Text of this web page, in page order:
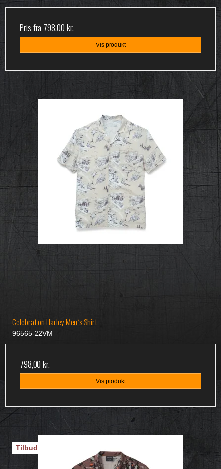
Pris fra 798,00 kr.
Vis produkt
Celebration Harley Men`s Shirt
96565-22VM
798,00 kr.
Vis produkt
Tilbud